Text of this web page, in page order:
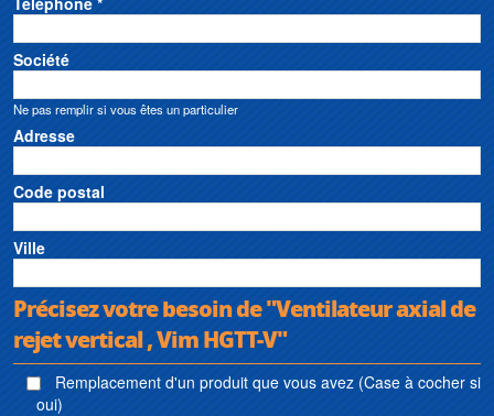
souple, silencieux
Société
Ne pas remplir si vous êtes un particulier
Adresse
Code postal
Ville
Précisez votre besoin de "Ventilateur axial de
rejet vertical , Vim HGTT-V"
Remplacement d'un produit que vous avez (Case à cocher si
oui)